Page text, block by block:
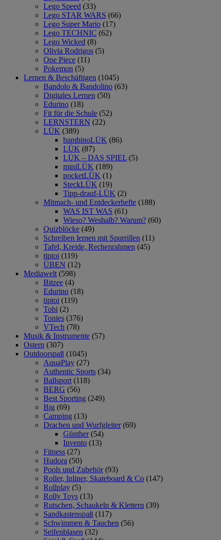
Lego Speed (33)
Lego STAR WARS (66)
Lego Super Mario (17)
Lego TECHNIC (62)
Lego Wicked (8)
Olivia Rodrigos (5)
One Piece (11)
Pokemon (5)
Lernen & Beschäftigen (1045)
Bandolo & Bandolino (63)
Digitales Lernen (50)
Edurino (18)
Fit für die Schule (52)
LERNSTERN (22)
LÜK (389)
bambinoLÜK (86)
LÜK (87)
LÜK – DAS SPIEL (5)
miniLÜK (189)
pocketLÜK (1)
SteckLÜK (19)
Tipp-drauf-LÜK (2)
Mitmach- und Entdeckerhefte (188)
WAS IST WAS (61)
Wieso? Weshalb? Warum? (60)
Quizblöcke (49)
Schreiben lernen mit Spurrillen (11)
Tafel, Kreide, Rechenrahmen (45)
tiptoi (119)
ÜBEN (12)
Mediawelt (598)
Bitzee (4)
Edurino (18)
tiptoi (119)
Tobi (2)
Tonies (376)
VTech (78)
Musik & Instrumente (57)
Ostern (307)
Outdoorspaß (1045)
AquaPlay (27)
Authentic Sports (34)
Ballsport (118)
BERG (56)
Best Sporting (249)
Big (69)
Camping (13)
Drachen und Wurfgleiter (69)
Günther (54)
Invento (13)
Fitness (27)
Hudora (50)
Pools und Zubehör (93)
Roller, Inliner, Skateboard & Co (147)
Rollplay (5)
Rolly Toys (13)
Rutschen, Schaukeln & Klettern (39)
Sandkastenspaß (117)
Schwimmen & Tauchen (56)
Seifenblasen (32)